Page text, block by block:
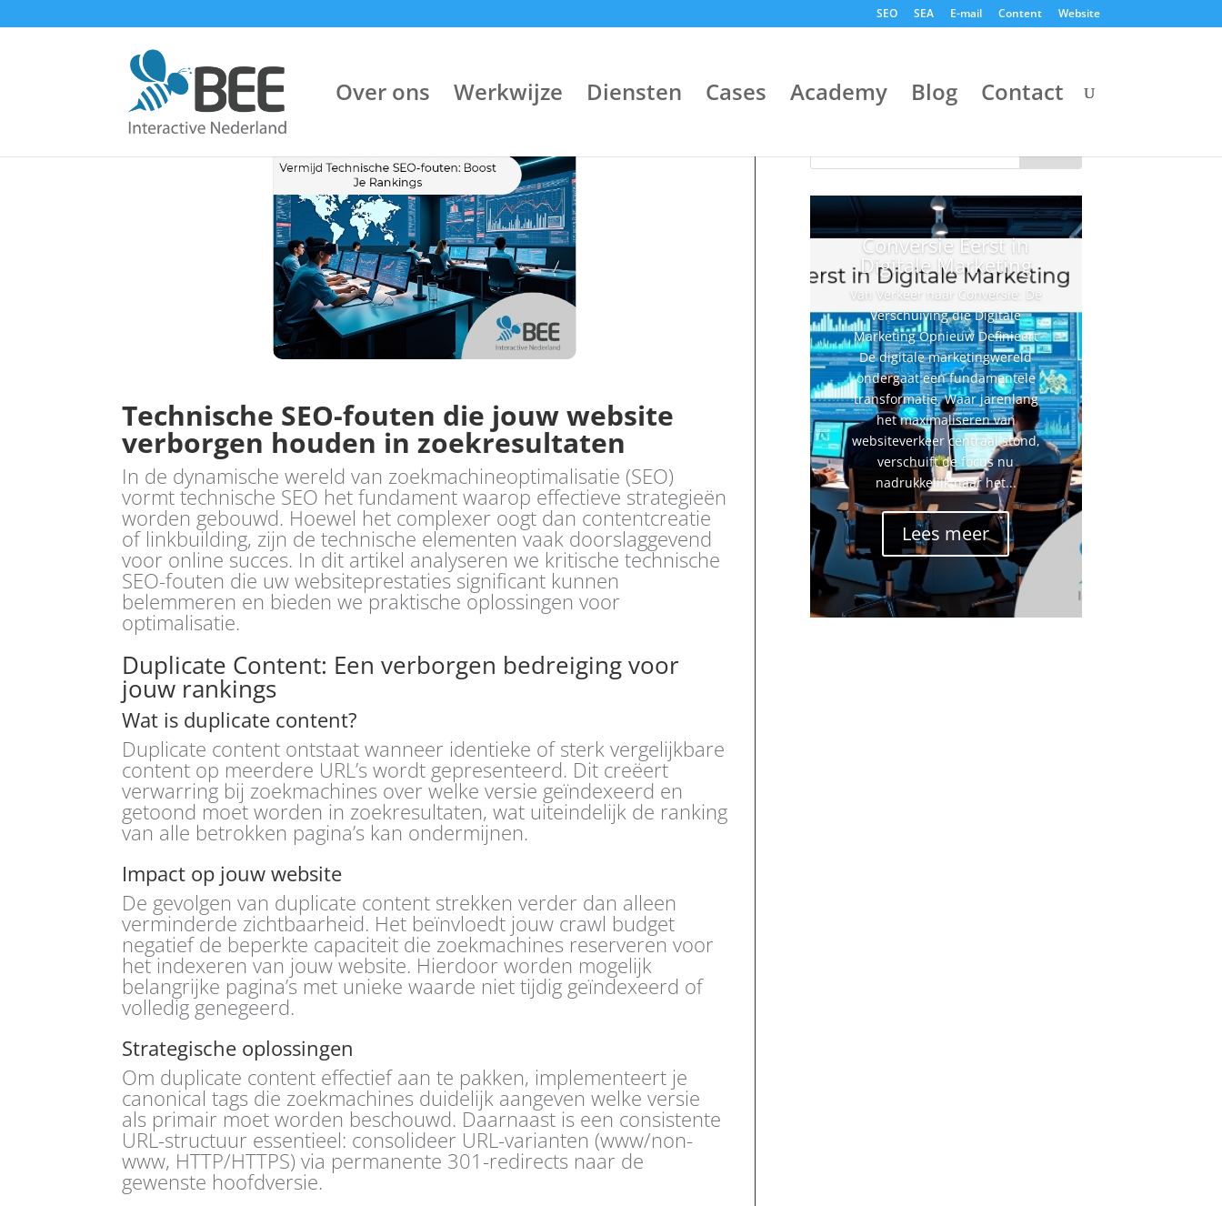
SEO SEA E-mail Content Website
Over ons Werkwijze Diensten Cases Academy Blog Contact
Technische SEO-fouten die jouw website
verborgen houden in zoekresultaten
In de dynamische wereld van zoekmachineoptimalisatie (SEO)
vormt technische SEO het fundament waarop effectieve strategieën
worden gebouwd. Hoewel het complexer oogt dan contentcreatie
of linkbuilding, zijn de technische elementen vaak doorslaggevend
voor online succes. In dit artikel analyseren we kritische technische
SEO-fouten die uw websiteprestaties significant kunnen
belemmeren en bieden we praktische oplossingen voor
optimalisatie.
Duplicate Content: Een verborgen bedreiging voor
jouw rankings
Wat is duplicate content?
Duplicate content ontstaat wanneer identieke of sterk vergelijkbare
content op meerdere URL’s wordt gepresenteerd. Dit creëert
verwarring bij zoekmachines over welke versie geïndexeerd en
getoond moet worden in zoekresultaten, wat uiteindelijk de ranking
van alle betrokken pagina’s kan ondermijnen.
Impact op jouw website
De gevolgen van duplicate content strekken verder dan alleen
verminderde zichtbaarheid. Het beïnvloedt jouw crawl budget
negatief de beperkte capaciteit die zoekmachines reserveren voor
het indexeren van jouw website. Hierdoor worden mogelijk
belangrijke pagina’s met unieke waarde niet tijdig geïndexeerd of
volledig genegeerd.
Strategische oplossingen
Om duplicate content effectief aan te pakken, implementeert je
canonical tags die zoekmachines duidelijk aangeven welke versie
als primair moet worden beschouwd. Daarnaast is een consistente
URL-structuur essentieel: consolideer URL-varianten (www/non-
www, HTTP/HTTPS) via permanente 301-redirects naar de
gewenste hoofdversie.
Conversie Eerst in
Digitale Marketing
Van Verkeer naar Conversie: De
Verschuiving die Digitale
Marketing Opnieuw Definieert
De digitale marketingwereld
ondergaat een fundamentele
transformatie. Waar jarenlang
het maximaliseren van
websiteverkeer centraal stond,
verschuift de focus nu
nadrukkelijk naar het...
Lees meer